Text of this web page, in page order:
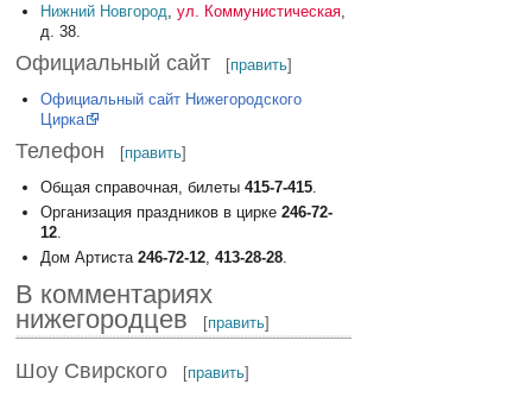
Нижний Новгород ул. Коммунистическая,
д. 38.
Официальный сайт [править]
Официальный сайт Нижегородского
Цирка
Телефон [править]
Общая справочная, билеты 415-7-415.
Организация праздников в цирке 246-72-
12.
Дом Артиста 246-72-12, 413-28-28.
В комментариях
нижегородцев
[править]
Шоу Свирского [править]